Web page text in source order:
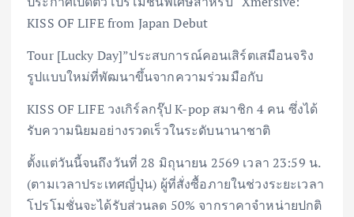
KISS OF LIFE from Japan Debut
Tour [Lucky Day]”ประสบการณ์คอนเสิร์ตเสมือนจริง
รูปแบบใหม่ที่พัฒนาขึ้นจากความร่วมมือกับ
KISS OF LIFE วงเกิร์ลกรุ๊ป K-pop สมาชิก 4 คน ซึ่งได้
รับความนิยมอย่างรวดเร็วในระดับนานาชาติ
ตั้งแต่วันนี้จนถึงวันที่ 28 มิถุนายน 2569 เวลา 23:59 น.
(ตามเวลาประเทศญี่ปุ่น) ผู้ที่สั่งซื้อภายในช่วงระยะเวลา
โปรโมชั่นจะได้รับส่วนลด 50% จากราคาจำหน่ายปกติ